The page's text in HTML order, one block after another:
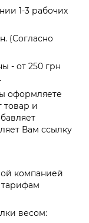
1-3 рабочих
(Согласно
- от 250 грн
оформляете
товар и
Вам ссылку
компанией
весом: